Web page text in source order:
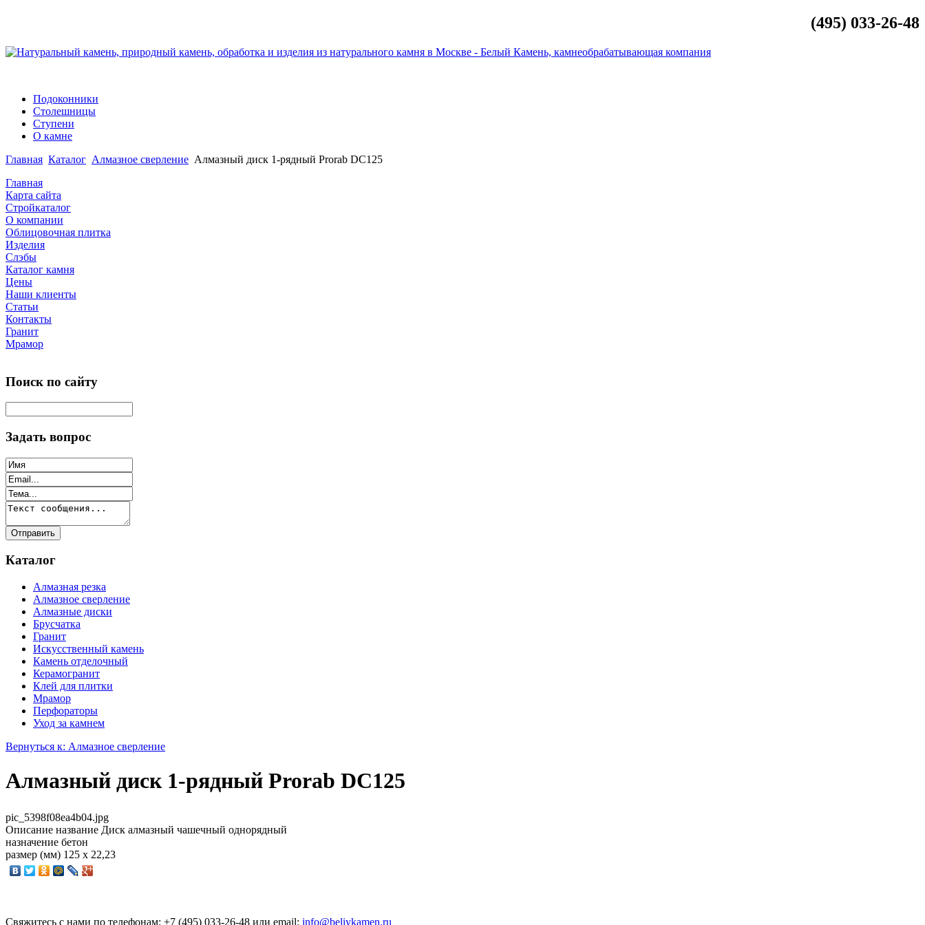
(495) 033-26-48
Подоконники
Столешницы
Ступени
О камне
Главная Каталог Алмазное сверление Алмазный диск 1-рядный Prorab DC125
Главная
Карта сайта
Стройкаталог
О компании
Облицовочная плитка
Изделия
Слэбы
Каталог камня
Цены
Наши клиенты
Статьи
Контакты
Гранит
Мрамор
Поиск по сайту
Задать вопрос
Каталог
Алмазная резка
Алмазное сверление
Алмазные диски
Брусчатка
Гранит
Искусственный камень
Камень отделочный
Керамогранит
Клей для плитки
Мрамор
Перфораторы
Уход за камнем
Вернуться к: Алмазное сверление
Алмазный диск 1-рядный Prorab DC125
pic_5398f08ea4b04.jpg
Описание название Диск алмазный чашечный однорядный
назначение бетон
размер (мм) 125 х 22,23
Свяжитесь с нами по телефонам: +7 (495) 033-26-48 или email: info@beliykamen.ru